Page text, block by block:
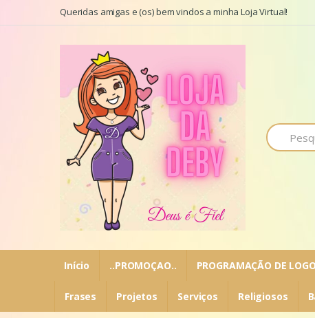
Ir para a navegação
Ir para o conteúdoQueridas amigas e (os) bem vindos a minha Loja Virtual!
P
r
r
:
Início ..PROMOÇAO.. PROGRAMAÇÃO DE
Frases Projetos Serviços Religiosos